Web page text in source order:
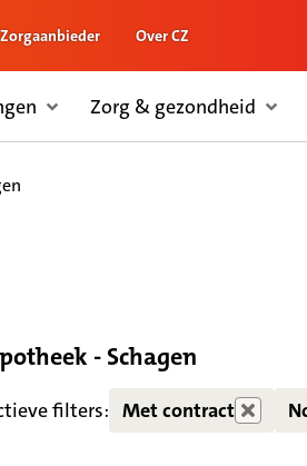
Zorgaanbieder Over CZ
Zorg & gezondheid
- Schagen
filters: Met contract